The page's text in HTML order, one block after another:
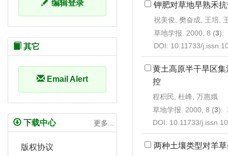
钾肥对草地早熟禾
祝美俊, 樊奋成, 王培,
草地学报. 2000, 8 (3):
DOI: 10.11733/
黄土高原半干旱区
控
程积民, 杜峰, 万惠娥
草地学报. 2000, 8 (3):
DOI: 10.11733/
两种土壤类型对羊
编辑登录
其它
Email Alert
下载中心 更多...
版权协议